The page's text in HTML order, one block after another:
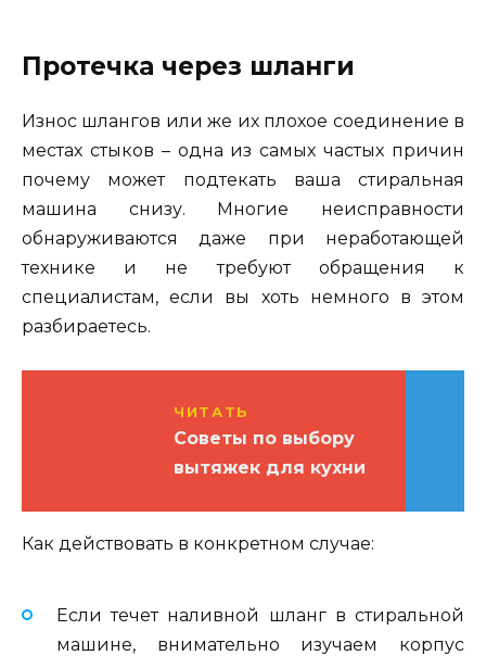
Протечка через шланги
Износ шлангов или же их плохое соединение в
местах стыков – одна из самых частых причин
почему может подтекать ваша стиральная
машина снизу. Многие неисправности
обнаруживаются даже при неработающей
технике и не требуют обращения к
специалистам, если вы хоть немного в этом
разбираетесь.
ЧИТАТЬ
Советы по выбору
вытяжек для кухни
Как действовать в конкретном случае:
Если течет наливной шланг в стиральной
машине, внимательно изучаем корпус